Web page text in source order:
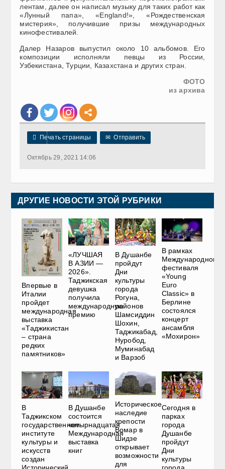
лентам, далее он написал музыку для таких работ как
«Лунный папа», «England!», «Рождественская
мистерия», получившие призы международных
кинофестивалей.
Далер Назаров выпустил около 10 альбомов. Его
композиции исполняли певцы из России,
Узбекистана, Турции, Казахстана и других стран.
ФОТО
из архива
 Печать страницы ✉ Отправить
Октябрь 29, 2021 14:06
ДРУГИЕ НОВОСТИ ЭТОЙ РУБРИКИ
Впервые в
Италии
пройдет
международная
выставка
«Таджикистан
– страна
редких
памятников»
«ЛУЧШАЯ
В АЗИИ —
2026».
Таджикская
девушка
получила
международную
премию
В Душанбе
пройдут
Дни
культуры
города
Рогуна,
районов
Шамсиддин
Шохин,
Таджикабад,
Нуробод,
Муминабад
и Варзоб
В рамках
Международного
фестиваля
«Young
Euro
Classic» в
Берлине
состоялся
концерт
ансамбля
«Мохирон»
В
Таджикском
государственном
институте
культуры и
искусств
создан
В Душанбе
состоится
четырнадцатая
Международная
выставка
книг
Историческое
наследие
крепости
Вомар в
Шидзе
открывает
возможности
для
Сегодня в
парках
города
Душанбе
пройдут
Дни
культуры